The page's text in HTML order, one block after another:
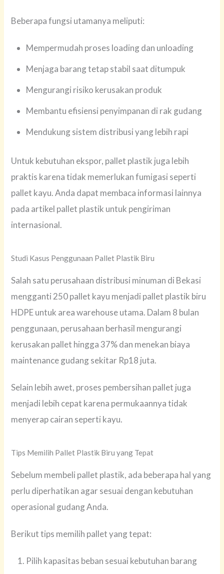
Beberapa fungsi utamanya meliputi:
Mempermudah proses loading dan unloading
Menjaga barang tetap stabil saat ditumpuk
Mengurangi risiko kerusakan produk
Membantu efisiensi penyimpanan di rak gudang
Mendukung sistem distribusi yang lebih rapi
Untuk kebutuhan ekspor, pallet plastik juga lebih
praktis karena tidak memerlukan fumigasi seperti
pallet kayu. Anda dapat membaca informasi lainnya
pada artikel pallet plastik untuk pengiriman
internasional.
Studi Kasus Penggunaan Pallet Plastik Biru
Salah satu perusahaan distribusi minuman di Bekasi
mengganti 250 pallet kayu menjadi pallet plastik biru
HDPE untuk area warehouse utama. Dalam 8 bulan
penggunaan, perusahaan berhasil mengurangi
kerusakan pallet hingga 37% dan menekan biaya
maintenance gudang sekitar Rp18 juta.
Selain lebih awet, proses pembersihan pallet juga
menjadi lebih cepat karena permukaannya tidak
menyerap cairan seperti kayu.
Tips Memilih Pallet Plastik Biru yang Tepat
Sebelum membeli pallet plastik, ada beberapa hal yang
perlu diperhatikan agar sesuai dengan kebutuhan
operasional gudang Anda.
Berikut tips memilih pallet yang tepat:
Pilih kapasitas beban sesuai kebutuhan barang